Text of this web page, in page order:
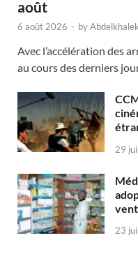
août
6 août 2026 - by
Avec l’accélération des
au cours des derniers
29
23